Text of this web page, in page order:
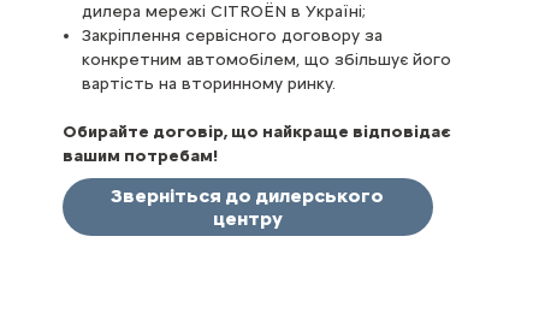
дилера мережі CITROËN в Україні;
Закріплення сервісного договору за
конкретним автомобілем, що збільшує його
вартість на вторинному ринку.
Обирайте договір, що найкраще відповідає
вашим потребам!
Зверніться до дилерського
центру